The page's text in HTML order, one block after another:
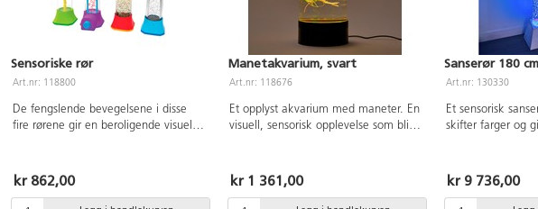
Sensoriske rør
Art.nr: 118800
De fengslende bevegelsene i disse
fire rørene gir en beroligende visuell
kan ikke åpnes. Mål: H22xB5 cm.
kr 862,00
Manetakvarium, svart
Art.nr: 118676
Et opplyst akvarium med maneter. En
visuell, sensorisk opplevelse som blir
lysshow av 6 forskjellige farger. De
kunstige manetene beveger seg på
kr 1 361,00
Sanserør 180 cm
Art.nr: 130330
Et sensorisk
skifter farger og
svake brumming
bakgrunnsstøy
kr 9 736,00